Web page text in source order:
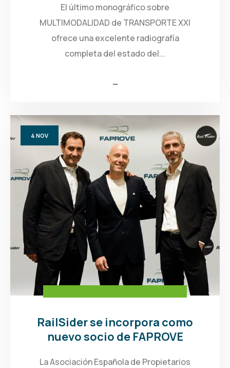
El último monográfico sobre
MULTIMODALIDAD de TRANSPORTE XXI
ofrece una excelente radiografía
completa del estado del...
4 NOV
RailSider se incorpora como
nuevo socio de FAPROVE
La Asociación Española de Propietarios